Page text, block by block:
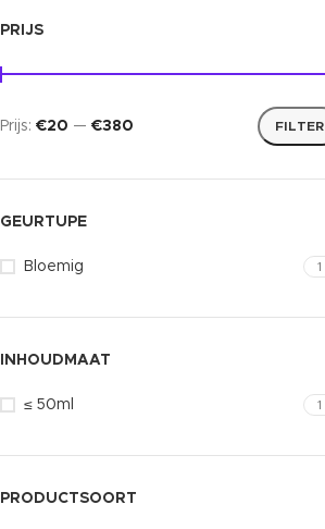
PRIJS
FILTER
Prijs: €20 — €380
GEURTUPE
Bloemig 1
INHOUDMAAT
≤ 50ml 1
PRODUCTSOORT